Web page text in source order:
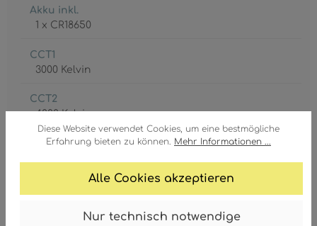
Diese Website verwendet Cookies, um eine bestmögliche
Erfahrung bieten zu können. Mehr Informationen ...
Alle Cookies akzeptieren
Nur technisch notwendige
Akku inkl.
1 x CR18650
CCT1
3000 Kelvin
CCT2
4000 Kelvin
CCT3